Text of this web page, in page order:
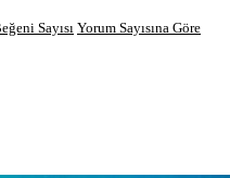
Sayısı Yorum Sayısına Göre